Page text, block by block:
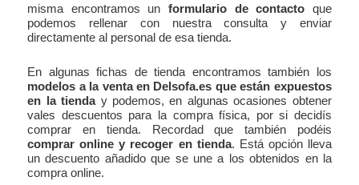
misma encontramos un formulario de contacto que
podemos rellenar con nuestra consulta y enviar
directamente al personal de esa tienda.
En algunas fichas de tienda encontramos también los
modelos a la venta en Delsofa.es que están expuestos
en la tienday podemos, en algunas ocasiones obtener
vales descuentos para la compra física, por si decidís
comprar en tienda. Recordad que también podéis
comprar online y recoger en tienda. Está opción lleva
un descuento añadido que se une a los obtenidos en la
compra online.